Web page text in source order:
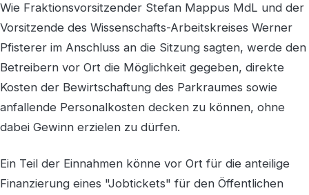
Wie Fraktionsvorsitzender Stefan Mappus MdL und der
Vorsitzende des Wissenschafts-Arbeitskreises Werner
Pfisterer im Anschluss an die Sitzung sagten, werde den
Betreibern vor Ort die Möglichkeit gegeben, direkte
Kosten der Bewirtschaftung des Parkraumes sowie
anfallende Personalkosten decken zu können, ohne
dabei Gewinn erzielen zu dürfen.
Ein Teil der Einnahmen könne vor Ort für die anteilige
Finanzierung eines "Jobtickets" für den Öffentlichen